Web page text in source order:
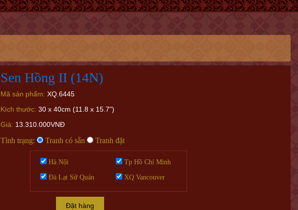
Sen Hồng II (14N)
Mã sản phẩm: XQ.6445
Kích thước: 30 x 40cm (11.8 x 15.7")
Giá: 13.310.000VNĐ
Tình trạng: Tranh có sẵn Tranh đặt
Hà Nội Tp Hồ Chí Minh
Đà Lạt Sử Quán XQ Vancouver
Đặt hàng